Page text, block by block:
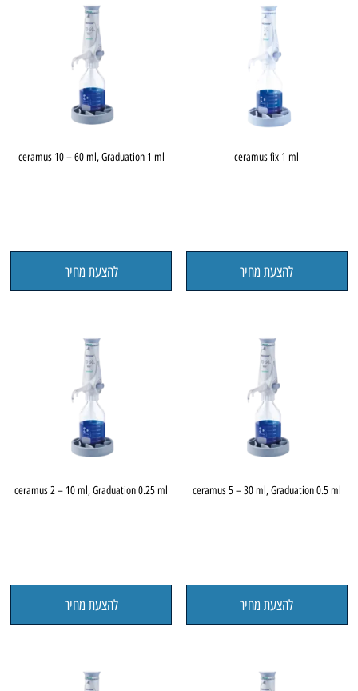
ceramus fix 1 ml
להצעת מחיר
ceramus 10 – 60 ml, Graduation 1 ml
להצעת מחיר
ceramus 5 – 30 ml, Graduation 0.5 ml
להצעת מחיר
ceramus 2 – 10 ml, Graduation 0.25 ml
להצעת מחיר